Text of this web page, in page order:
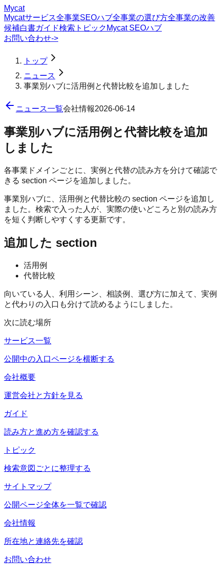
Mycat
Mycatサービス全事業SEOハブ全事業の選び方全事業の改善
候補白書ガイド検索トピック Mycat SEOハブ
お問い合わせ->
トップ
ニュース
事業別ハブに活用例と代替比較を追加しました
ニュース一覧会社情報2026-06-14
事業別ハブに活用例と代替比較を追加
しました
各事業ドメインごとに、実例と代替の読み方を分けて確認で
きる section ページを追加しました。
事業別ハブに、活用例と代替比較の section ページを追加し
ました。検索で入った人が、実際の使いどころと別の読み方
を短く判断しやすくする更新です。
追加した section
活用例
代替比較
向いている人、利用シーン、相談例、選び方に加えて、実例
と代わりの入口も分けて読めるようにしました。
次に読む場所
サービス一覧
公開中の入口ページを横断する
会社概要
運営会社と方針を見る
ガイド
読み方と進め方を確認する
トピック
検索意図ごとに整理する
サイトマップ
公開ページ全体を一覧で確認
会社情報
所在地と連絡先を確認
お問い合わせ